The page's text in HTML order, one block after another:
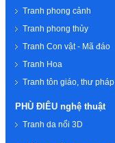
Tranh phong cảnh
Tranh phong thủy
Tranh Con vật - Mã đáo
Tranh Hoa
Tranh tôn giáo, thư pháp
PHÙ ĐIÊU nghệ thuật
Tranh da nổi 3D